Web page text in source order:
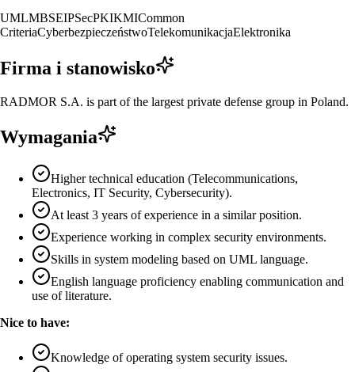
UMLMBSEIPSecPKIKMICommon
CriteriaCyberbezpieczeństwoTelekomunikacjaElektronika
Firma i stanowisko
RADMOR S.A. is part of the largest private defense group in Poland.
Wymagania
Higher technical education (Telecommunications,
Electronics, IT Security, Cybersecurity).
At least 3 years of experience in a similar position.
Experience working in complex security environments.
Skills in system modeling based on UML language.
English language proficiency enabling communication and
use of literature.
Nice to have:
Knowledge of operating system security issues.